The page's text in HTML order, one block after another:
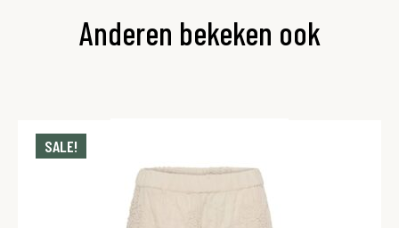
Anderen bekeken ook
SALE!